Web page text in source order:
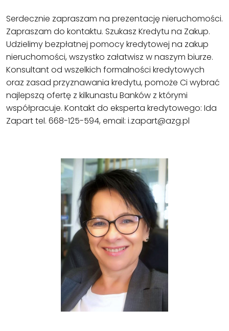
Serdecznie zapraszam na prezentację nieruchomości.
Zapraszam do kontaktu. Szukasz Kredytu na Zakup.
Udzielimy bezpłatnej pomocy kredytowej na zakup
nieruchomości, wszystko załatwisz w naszym biurze.
Konsultant od wszelkich formalności kredytowych
oraz zasad przyznawania kredytu, pomoże Ci wybrać
najlepszą ofertę z kilkunastu Banków z którymi
współpracuje. Kontakt do eksperta kredytowego: Ida
Zapart tel. 668-125-594, email: i.zapart@azg.pl